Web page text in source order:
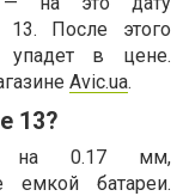
13. После этого
упадет в цене.
Avic.ua.
13?
на 0.17 мм,
емкой батареи.